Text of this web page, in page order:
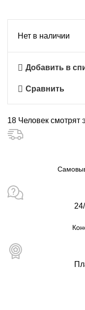
Нет в наличии
Добавить в
Сравнить
18 Человек смотрят